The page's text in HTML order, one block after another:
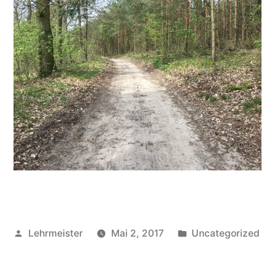
Veröffentlicht
Lehrmeister Mai 2, 2017
Veröffentlicht
Uncategorized